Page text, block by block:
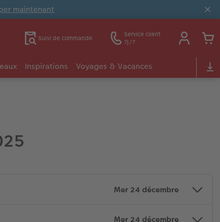
maintenant
Suivi de commande
Service client
7j/7
Inspirations Voyages & Vacances
Mer 24 décembre
Mer 24 décembre